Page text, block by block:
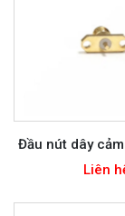
Đầu nút dây
Liên